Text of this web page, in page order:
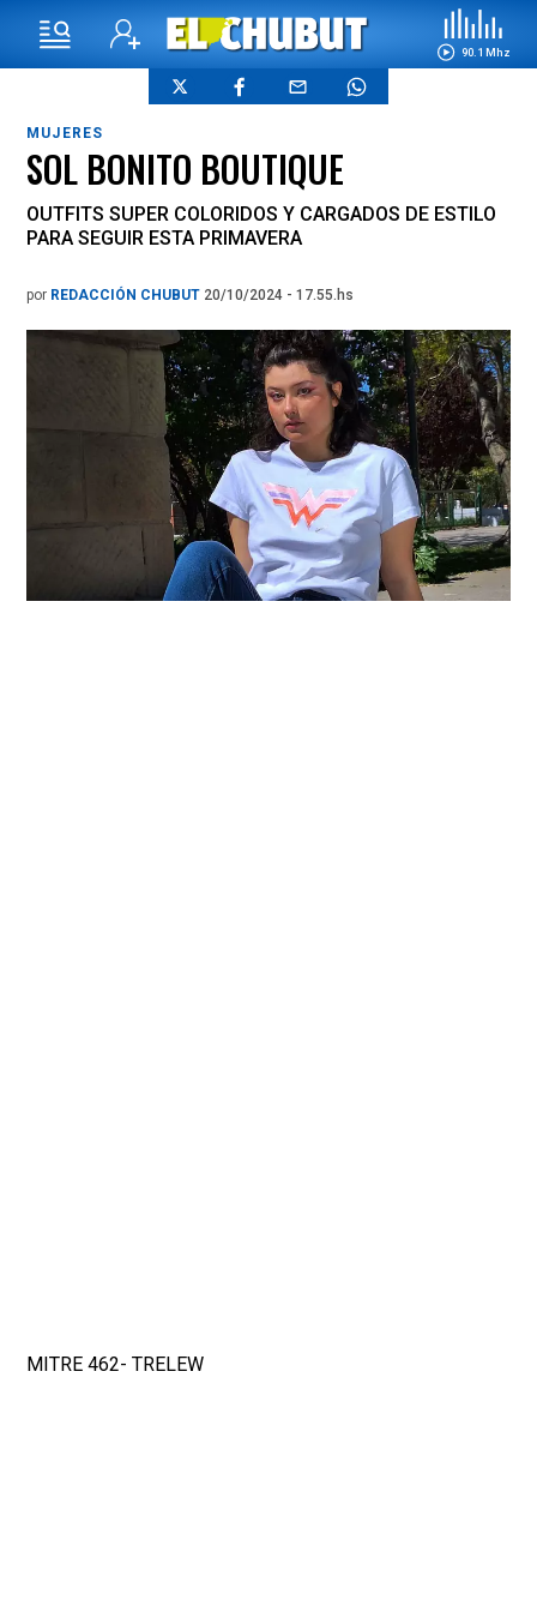
90.1 Mhz
MUJERES
SOL BONITO BOUTIQUE
OUTFITS SUPER COLORIDOS Y CARGADOS DE ESTILO
PARA SEGUIR ESTA PRIMAVERA
por REDACCIÓN CHUBUT 20/10/2024 - 17.55.hs
MITRE 462- TRELEW